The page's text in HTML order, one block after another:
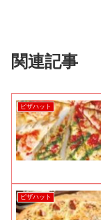
関連記事
ピザハット
ピザハット